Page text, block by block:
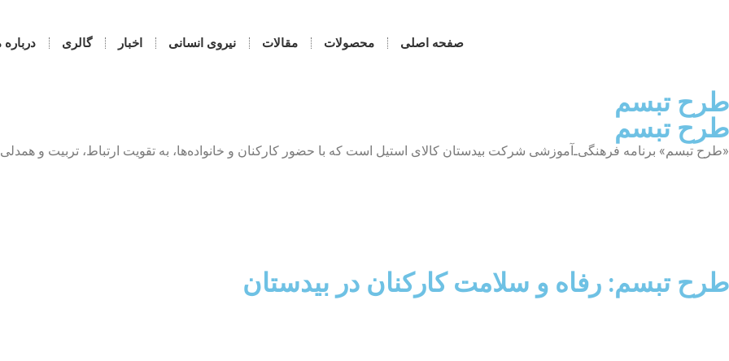
صفحه اصلی محصولات مقالات نیروی انسانی اخبار گالری درباره
طرح تبسم
طرح تبسم
«طرح تبسم» برنامه فرهنگی‌ـ‌آموزشی شرکت بیدستان کالای استیل است که با حضور کارکنان و خانواده‌ها، به تقویت ارتباط، تربیت و
طرح تبسم: رفاه و سلامت کارکنان در بیدستان